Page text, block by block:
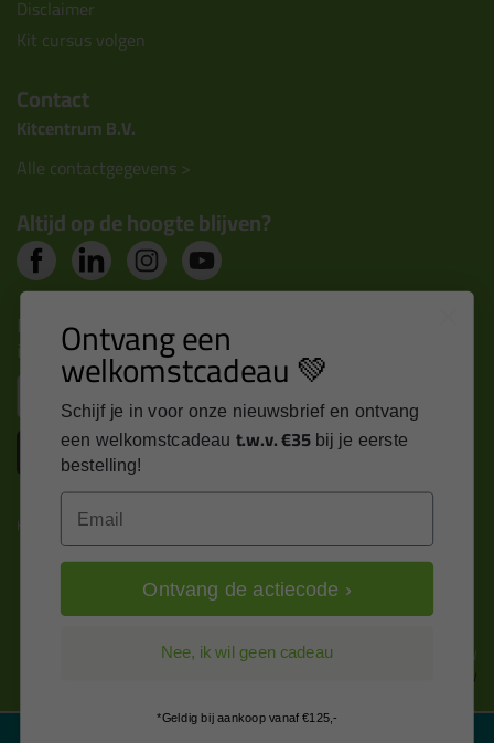
Disclaimer
Kit cursus volgen
Contact
Kitcentrum B.V.
Alle contactgegevens >
Altijd op de hoogte blijven?
Nieuws, tips en exclusieve deals rechtstreeks in je
inbox
Inschrijven
Kitcentrum is trots op:
Alle prijzen zijn in EURO en excl. 21% BTW
wijzig naar incl. BTW
Ontvang een
welkomstcadeau 💚
Schijf je in voor onze nieuwsbrief en ontvang
een welkomstcadeau t.w.v. €35 bij je eerste
bestelling!
Email
Ontvang de actiecode ›
Nee, ik wil geen cadeau
*Geldig bij aankoop vanaf €125,-